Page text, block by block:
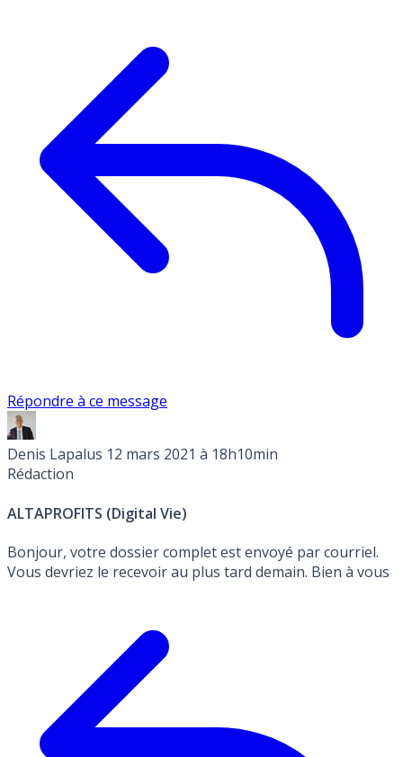
Répondre à ce message
Denis Lapalus 12 mars 2021 à 18h10min
Rédaction
ALTAPROFITS (Digital Vie)
Bonjour, votre dossier complet est envoyé par courriel.
Vous devriez le recevoir au plus tard demain. Bien à vous